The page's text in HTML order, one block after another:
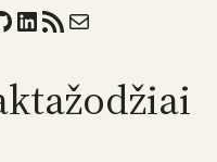
LinkedIn RSS Feed Mail